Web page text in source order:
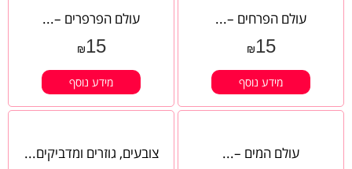
עולם הפרחים –...
₪15
מידע נוסף
עולם הפרפרים –...
₪15
מידע נוסף
עולם המים –... צובעים, גוזרים ומדביקים...